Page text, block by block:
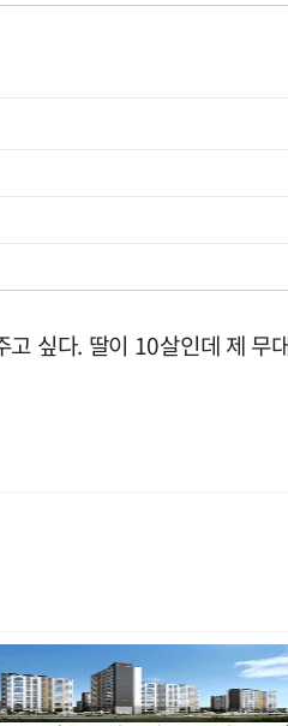
싶다. 딸이 10살인데 제 무